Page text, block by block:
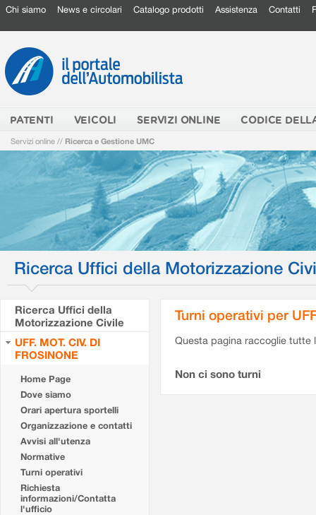
Chi siamo News e circolari Catalogo prodotti Assistenza Contatti
PATENTI VEICOLI SERVIZI ONLINE CODICE
Servizi online // Ricerca e Gestione UMC
Ricerca Uffici della Motorizzazione
Ricerca Uffici della
Motorizzazione Civile
UFF. MOT. CIV. DI
FROSINONE
Home Page
Dove siamo
Orari apertura sportelli
Organizzazione e contatti
Avvisi all'utenza
Normative
Turni operativi
Richiesta
informazioni/Contatta
l'ufficio
Turni operativi per
Questa pagina raccoglie tutte
Non ci sono turni